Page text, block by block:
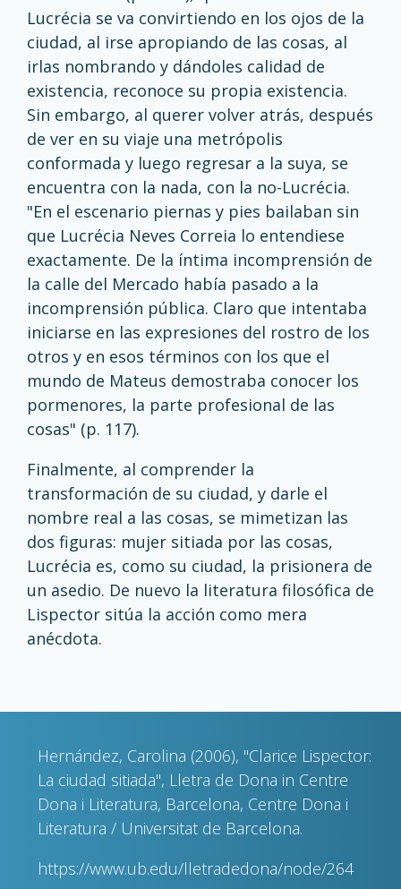
Lucrécia se va convirtiendo en los ojos de la
ciudad, al irse apropiando de las cosas, al
irlas nombrando y dándoles calidad de
existencia, reconoce su propia existencia.
Sin embargo, al querer volver atrás, después
de ver en su viaje una metrópolis
conformada y luego regresar a la suya, se
encuentra con la nada, con la no-Lucrécia.
"En el escenario piernas y pies bailaban sin
que Lucrécia Neves Correia lo entendiese
exactamente. De la íntima incomprensión de
la calle del Mercado había pasado a la
incomprensión pública. Claro que intentaba
iniciarse en las expresiones del rostro de los
otros y en esos términos con los que el
mundo de Mateus demostraba conocer los
pormenores, la parte profesional de las
cosas" (p. 117).
Finalmente, al comprender la
transformación de su ciudad, y darle el
nombre real a las cosas, se mimetizan las
dos figuras: mujer sitiada por las cosas,
Lucrécia es, como su ciudad, la prisionera de
un asedio. De nuevo la literatura filosófica de
Lispector sitúa la acción como mera
anécdota.
Hernández, Carolina (2006), "Clarice Lispector:
La ciudad sitiada", Lletra de Dona in Centre
Dona i Literatura, Barcelona, Centre Dona i
Literatura / Universitat de Barcelona.
https://www.ub.edu/lletradedona/node/264